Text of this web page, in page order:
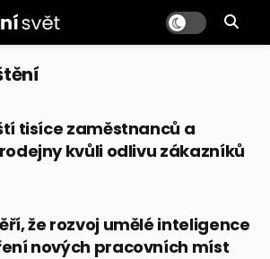
tisíce zaměstnanců a
kvůli odlivu zákazníků
že rozvoj umělé inteligence
nových pracovních míst